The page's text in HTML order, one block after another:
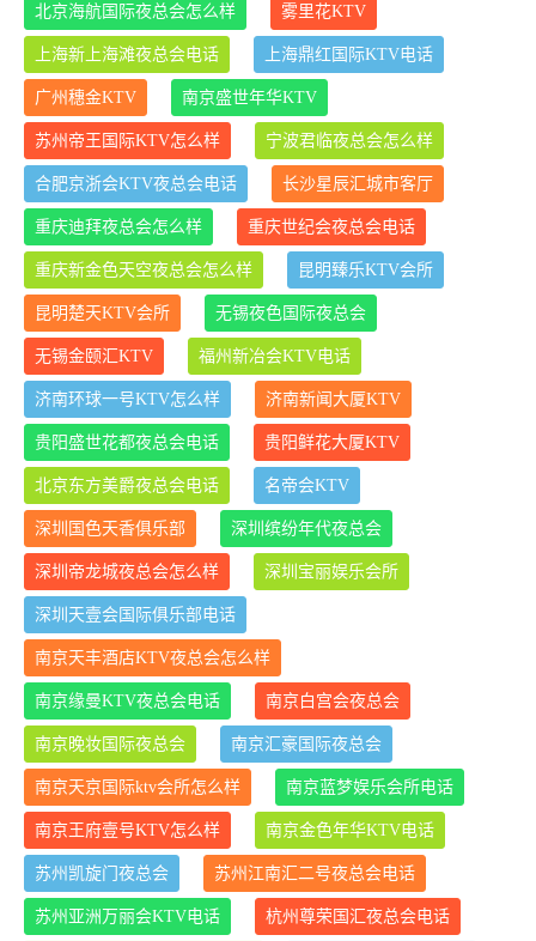
北京海航国际夜总会怎么样 雾里花KTV
上海新上海滩夜总会电话 上海鼎红国际KTV电话
广州穗金KTV 南京盛世年华KTV
苏州帝王国际KTV怎么样 宁波君临夜总会怎么样
合肥京浙会KTV夜总会电话 长沙星辰汇城市客厅
重庆迪拜夜总会怎么样 重庆世纪会夜总会电话
重庆新金色天空夜总会怎么样 昆明臻乐KTV会所
昆明楚天KTV会所 无锡夜色国际夜总会
无锡金颐汇KTV 福州新冶会KTV电话
济南环球一号KTV怎么样 济南新闻大厦KTV
贵阳盛世花都夜总会电话 贵阳鲜花大厦KTV
北京东方美爵夜总会电话 名帝会KTV
深圳国色天香俱乐部 深圳缤纷年代夜总会
深圳帝龙城夜总会怎么样 深圳宝丽娱乐会所
深圳天壹会国际俱乐部电话
南京天丰酒店KTV夜总会怎么样
南京缘曼KTV夜总会电话 南京白宫会夜总会
南京晚妆国际夜总会 南京汇豪国际夜总会
南京天京国际ktv会所怎么样 南京蓝梦娱乐会所电话
南京王府壹号KTV怎么样 南京金色年华KTV电话
苏州凯旋门夜总会 苏州江南汇二号夜总会电话
苏州亚洲万丽会KTV电话 杭州尊荣国汇夜总会电话